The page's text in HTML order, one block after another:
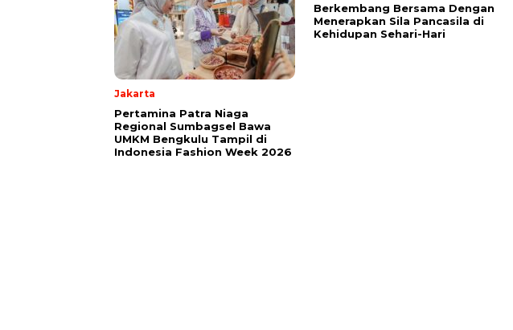
Jakarta
Pertamina Patra Niaga
Regional Sumbagsel Bawa
UMKM Bengkulu Tampil di
Indonesia Fashion Week 2026
Berkembang Bersama Dengan
Menerapkan Sila Pancasila di
Kehidupan Sehari-Hari